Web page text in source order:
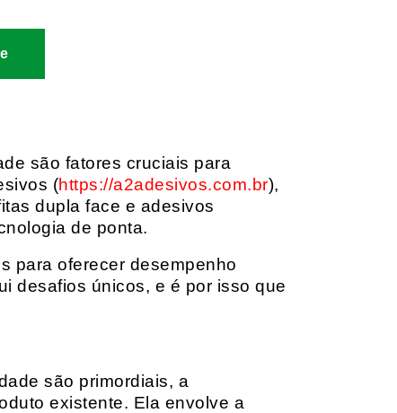
são fatores cruciais para
(https://a2adesivos.com.br),
dupla face e adesivos
de ponta.
para oferecer desempenho
desafios únicos, e é por isso que
são primordiais, a
existente. Ela envolve a